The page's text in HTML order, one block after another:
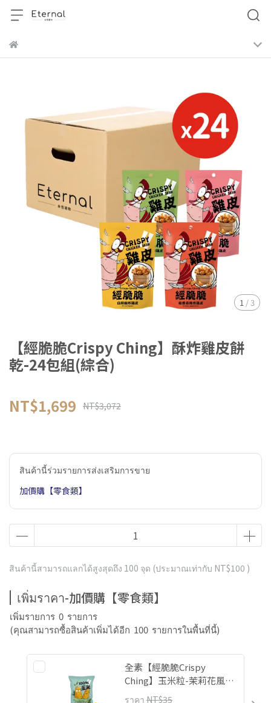
1 /3
【經脆脆Crispy Ching】酥炸雞皮餅
乾-24包組(綜合)
NT$1,699 NT$3,072
สินค้านี้ร่วมรายการส่งเสริมการขาย
加價購【零食類】
สินค้านี้สามารถแลกได้สูงสุดถึง 100 จุด (ประมาณเท่ากับ NT$100 )
เพิ่มราคา-加價購【零食類】
เพิ่มรายการ 0 รายการ
(คุณสามารถซื้อสินค้าเพิ่มได้อีก 100 รายการในพื้นที่นี้)
全素【經脆脆Crispy
Ching】玉米粒-茉莉花風味
單包入
ราคา NT$35